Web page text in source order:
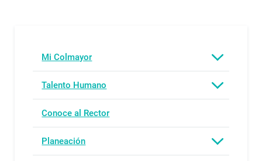
Mi Colmayor
Talento Humano
Conoce al Rector
Planeación